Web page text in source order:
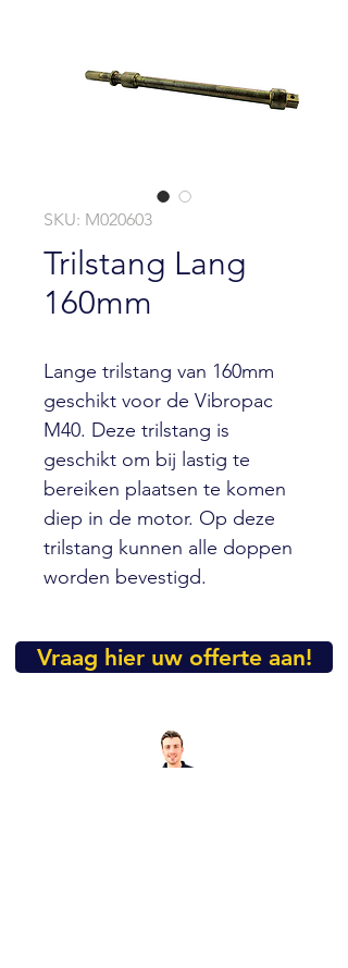
SKU: M020603
Trilstang Lang
160mm
Lange trilstang van 160mm
geschikt voor de Vibropac
M40. Deze trilstang is
geschikt om bij lastig te
bereiken plaatsen te komen
diep in de motor. Op deze
trilstang kunnen alle doppen
worden bevestigd.
Vraag hier uw offerte aan!